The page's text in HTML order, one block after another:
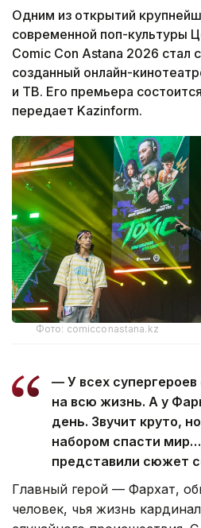
Одним из открытий
современной поп-культуры
Comic Con Astana 2026 стал
созданный онлайн-
и ТВ. Его премьера
передает Kazinform.
Фото: comicconastana.kz
— У всех
на всю жизнь. А у
день. Звучит круто,
набором спасти
представили сюжет
Главный герой — Фархат,
человек, чья жизнь